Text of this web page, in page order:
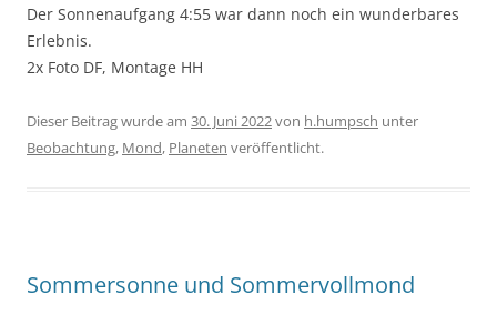
Der Sonnenaufgang 4:55 war dann noch ein wunderbares
Erlebnis.
2x Foto DF, Montage HH
Dieser Beitrag wurde am 30. Juni 2022von h.humpsch unter
Beobachtung, Mond, Planeten veröffentlicht.
Sommersonne und Sommervollmond